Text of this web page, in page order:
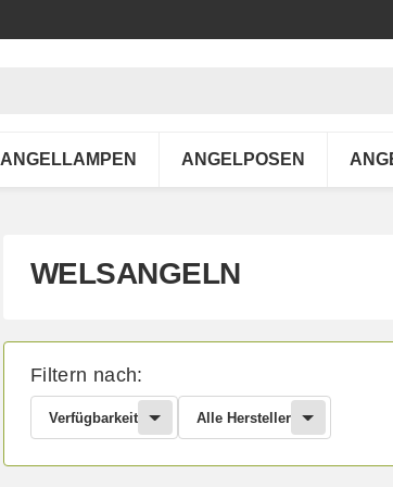
ANGELLAMPEN ANGELPOSEN
WELSANGELN
Filtern nach:
Verfügbarkeit Alle Hersteller